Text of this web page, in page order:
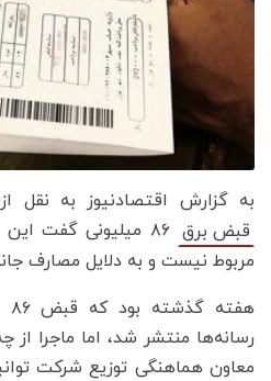
به گزارش اقتصادنیوز به نقل
قبض برق
۸۶ میلیونی گفت
مربوط نیست و به دلایل مصارف
رسانه‌ها منتشر شد، اما ماجرا از
معاون هماهنگی توزیع شرکت